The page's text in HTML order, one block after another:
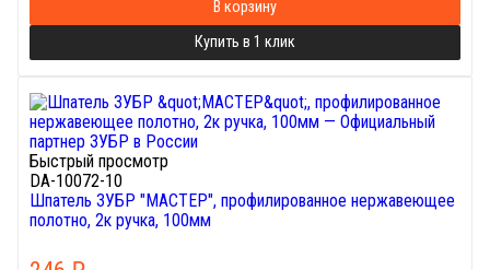
В корзину
Купить в 1 клик
Быстрый просмотр
DA-10072-10
Шпатель ЗУБР "МАСТЕР", профилированное нержавеющее
полотно, 2к ручка, 100мм